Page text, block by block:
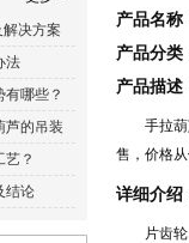
产品名称
产品分类
产品描述
手拉
售，价格从
详细介绍
片齿轮
决方案
法
有哪些？
芦的吊装
艺？
结论